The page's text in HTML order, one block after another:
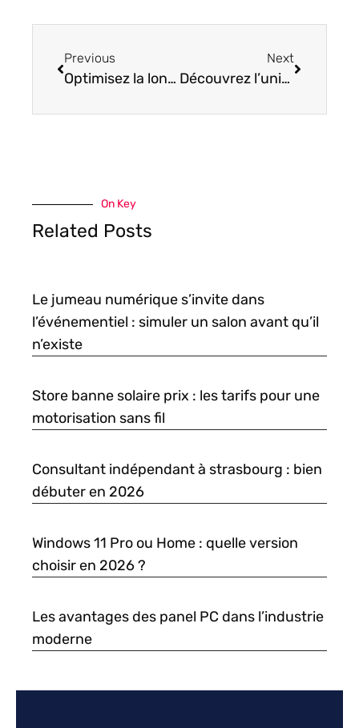
Previous
Optimisez la longévité du Xiaomi 11T grâce à une batterie performante et endurante
Next
Découvrez l’univers foisonnant de Crunchyscan et réveillez le passionné en vous
On Key
Related Posts
Le jumeau numérique s’invite dans
l’événementiel : simuler un salon avant qu’il
n’existe
Store banne solaire prix : les tarifs pour une
motorisation sans fil
Consultant indépendant à strasbourg : bien
débuter en 2026
Windows 11 Pro ou Home : quelle version
choisir en 2026 ?
Les avantages des panel PC dans l’industrie
moderne